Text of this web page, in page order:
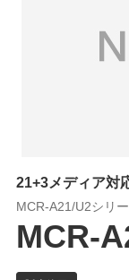
21+3メディア対
MCR-A21/U2シリ
MCR-